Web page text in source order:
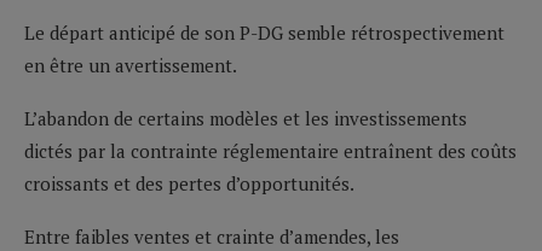
Le départ anticipé de son P-DG semble rétrospectivement
en être un avertissement.
L’abandon de certains modèles et les investissements
dictés par la contrainte réglementaire entraînent des coûts
croissants et des pertes d’opportunités.
Entre faibles ventes et crainte d’amendes, les